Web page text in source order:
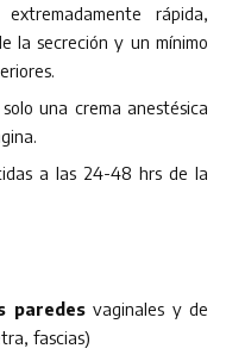
rápida,
la secreción y un mínimo
una crema anestésica
a las 24-48 hrs de la
paredesvaginales y de
fascias)